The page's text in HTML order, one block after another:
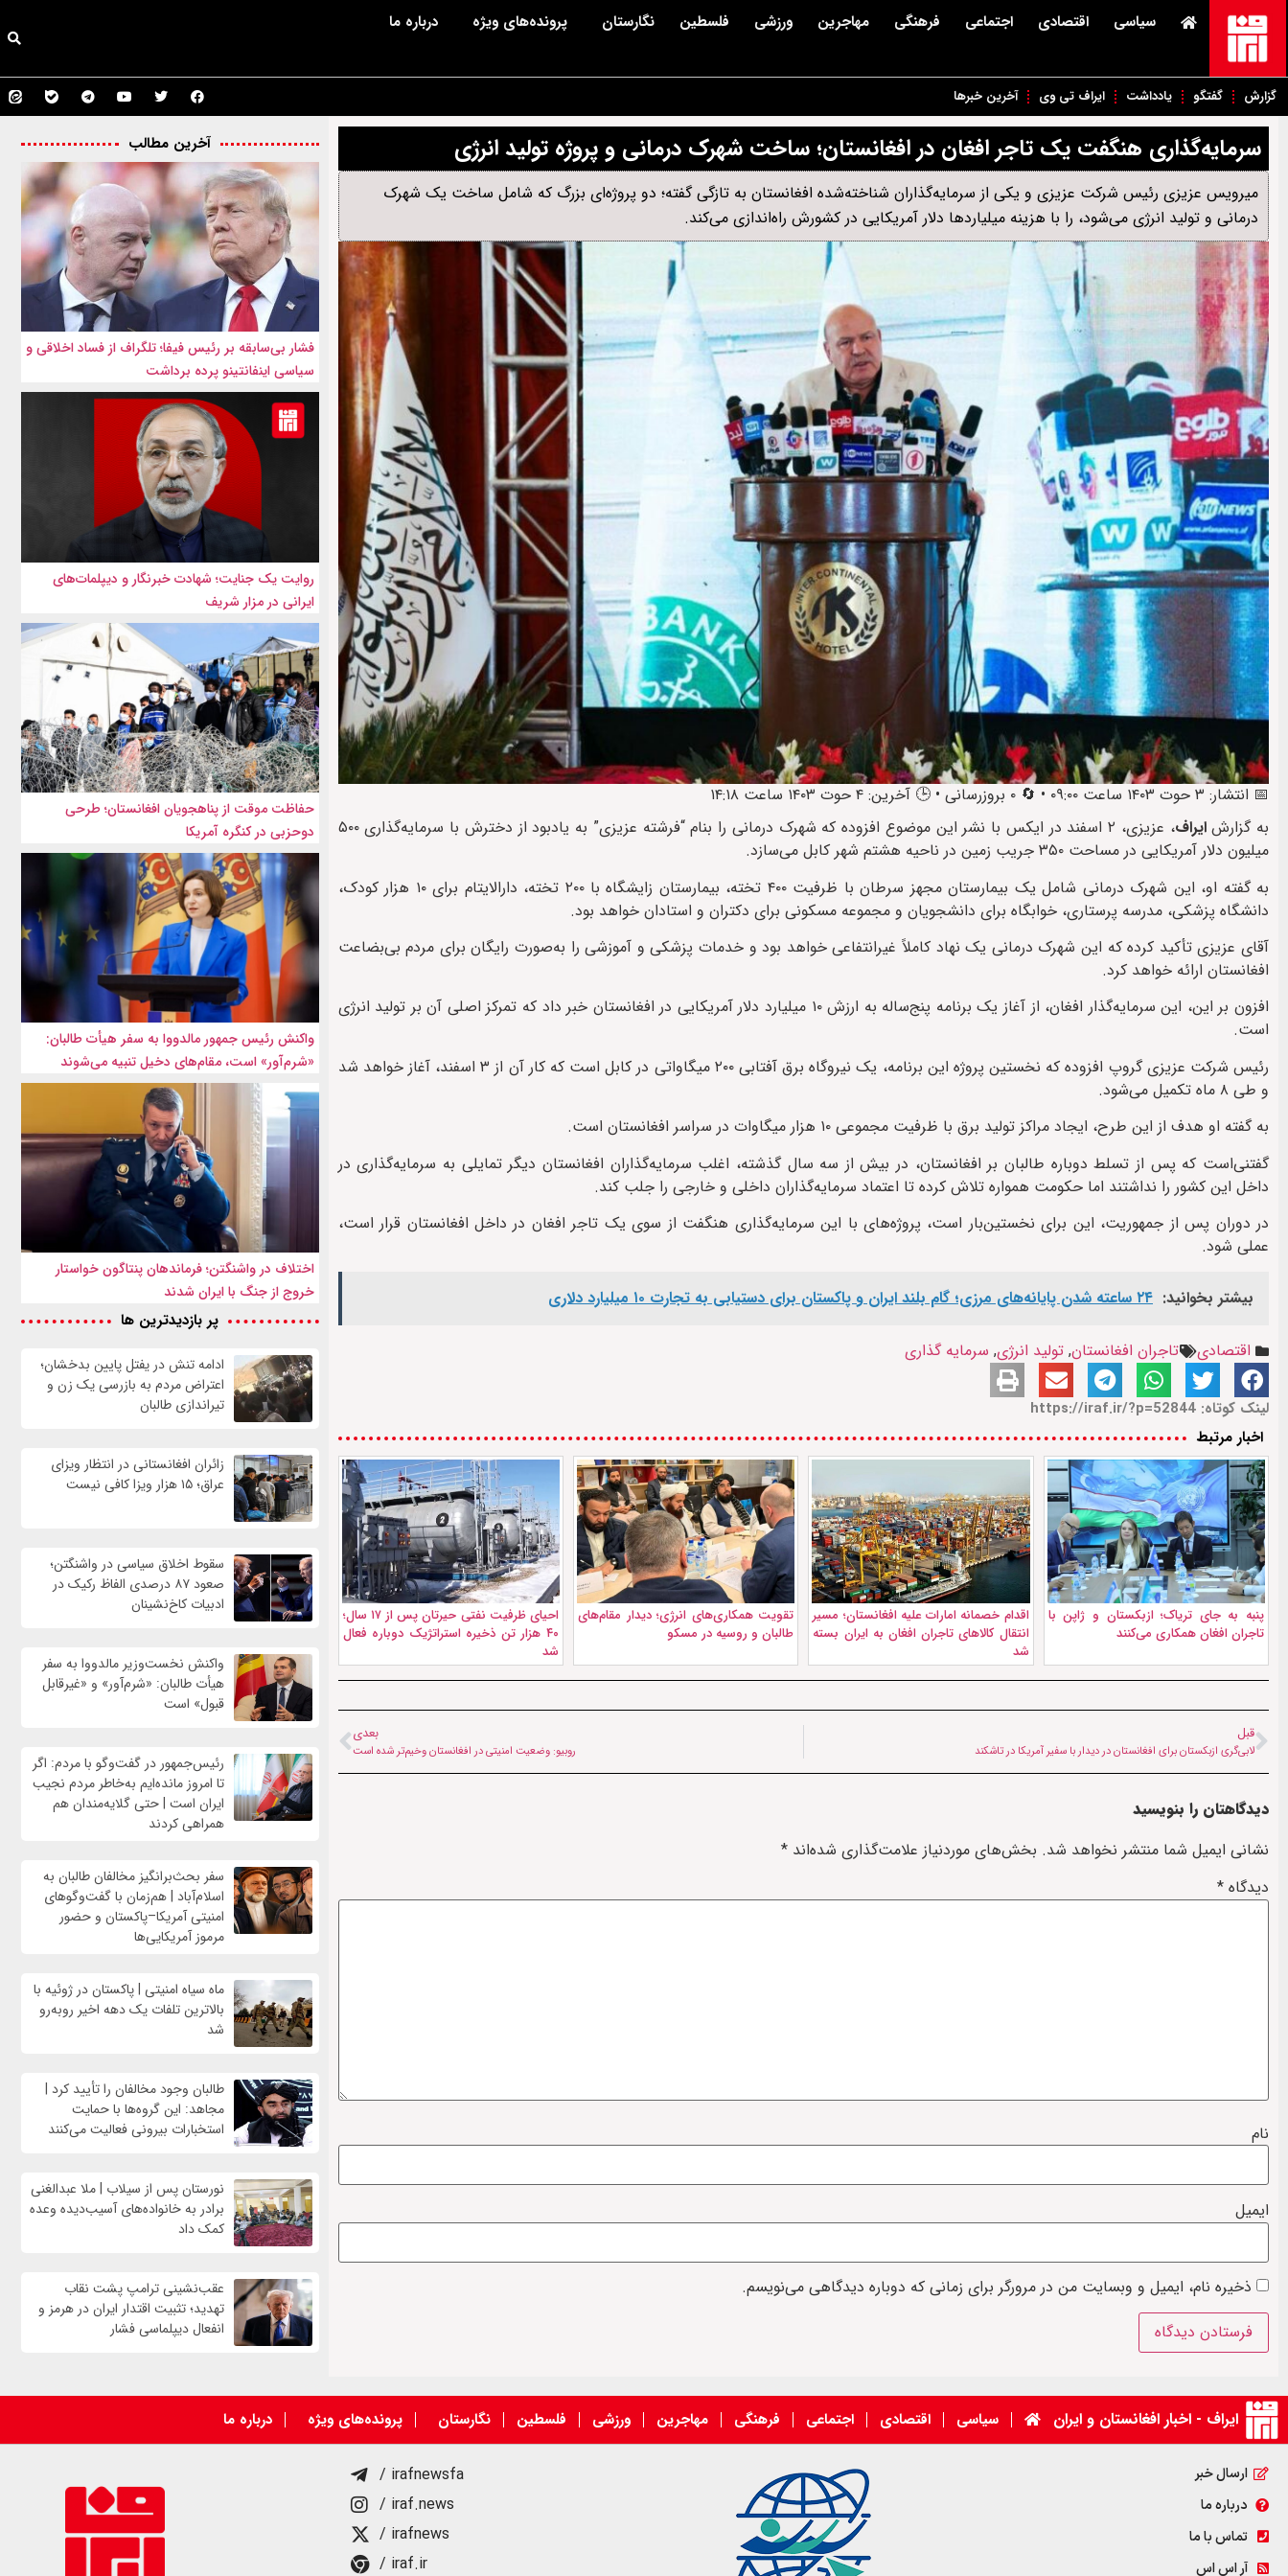
سیاسی اقتصادی اجتماعی فرهنگی مهاجرین ورزشی فلسطین نگارستان پرونده‌های ویژه درباره ما
گزارش گفتگو یادداشت ایراف تی وی آخرین خبرها
سرمایه‌گذاری هنگفت یک تاجر افغان در افغانستان؛ ساخت شهرک درمانی و پروژه تولید انرژی
میرویس عزیزی رئیس شرکت عزیزی و یکی از سرمایه‌گذاران شناخته‌شده افغانستان به تازگی گفته؛ دو پروژه‌ای بزرگ که شامل ساخت یک شهرک
درمانی و تولید انرژی می‌شود، را با هزینه میلیاردها دلار آمریکایی در کشورش راه‌اندازی می‌کند.
📅 انتشار: ۳ حوت ۱۴۰۳ ساعت ۰۹:۰۰ • 🔄 ۰ بروزرسانی • 🕒 آخرین: ۴ حوت ۱۴۰۳ ساعت ۱۴:۱۸
به گزارشایراف
، عزیزی، ۲ اسفند در ایکس با نشر این موضوع افزوده که شهرک درمانی را بنام “فرشته عزیزی” به یادبود از دخترش با سرمایه‌گذاری ۵۰۰
میلیون دلار آمریکایی در مساحت ۳۵۰ جریب زمین در ناحیه هشتم شهر کابل می‌سازد.
به گفته او، این شهرک درمانی شامل یک بیمارستان مجهز سرطان با ظرفیت ۴۰۰ تخته، بیمارستان زایشگاه با ۲۰۰ تخته، دارالایتام برای ۱۰ هزار کودک،
دانشگاه پزشکی، مدرسه پرستاری، خوابگاه برای دانشجویان و مجموعه مسکونی برای دکتران و استادان خواهد بود.
آقای عزیزی تأکید کرده که این شهرک درمانی یک نهاد کاملاً غیرانتفاعی خواهد بود و خدمات پزشکی و آموزشی را به‌صورت رایگان برای مردم بی‌بضاعت
افغانستان ارائه خواهد کرد.
افزون بر این، این سرمایه‌گذار افغان، از آغاز یک برنامه پنج‌ساله به ارزش ۱۰ میلیارد دلار آمریکایی در افغانستان خبر داد که تمرکز اصلی آن بر تولید انرژی
است.
رئیس شرکت عزیزی گروپ افزوده که نخستین پروژه این برنامه، یک نیروگاه برق آفتابی ۲۰۰ میگاواتی در کابل است که کار آن از ۳ اسفند، آغاز خواهد شد
و طی ۸ ماه تکمیل می‌شود.
به گفته او هدف از این طرح، ایجاد مراکز تولید برق با ظرفیت مجموعی ۱۰ هزار میگاوات در سراسر افغانستان است.
گفتنی‌است که پس از تسلط دوباره طالبان بر افغانستان، در بیش از سه سال گذشته، اغلب سرمایه‌گذاران افغانستان دیگر تمایلی به سرمایه‌گذاری در
داخل این کشور را نداشتند اما حکومت همواره تلاش کرده تا اعتماد سرمایه‌گذاران داخلی و خارجی را جلب کند.
در دوران پس از جمهوریت، این برای نخستین‌بار است، پروژه‌های با این سرمایه‌گذاری هنگفت از سوی یک تاجر افغان در داخل افغانستان قرار است،
عملی شود.
بیشتر بخوانید: ۲۴ ساعته شدن پایانه‌های مرزی؛ گام بلند ایران و پاکستان برای دستیابی به تجارت ۱۰ میلیارد دلاری
اقتصادی تاجران افغانستان, تولید انرژی, سرمایه گذاری
لینک کوتاه: https://iraf.ir/?p=52844
اخبار مرتبط
پنبه به جای تریاک؛ ازبکستان و ژاپن با
تاجران افغان همکاری می‌کنند
اقدام خصمانه امارات علیه افغانستان؛ مسیر
انتقال کالاهای تاجران افغان به ایران بسته
شد
تقویت همکاری‌های انرژی؛ دیدار مقام‌های
طالبان و روسیه در مسکو
احیای ظرفیت نفتی حیرتان پس از ۱۷ سال؛
۴۰ هزار تن ذخیره استراتژیک دوباره فعال
شد
قبل
لابی‌گری ازبکستان برای افغانستان در دیدار با سفیر آمریکا در تاشکند
بعدی
روبیو: وضعیت امنیتی در افغانستان وخیم‌تر شده است
دیدگاهتان را بنویسید
نشانی ایمیل شما منتشر نخواهد شد. بخش‌های موردنیاز علامت‌گذاری شده‌اند *
دیدگاه *
نام
ایمیل
ذخیره نام، ایمیل و وبسایت من در مرورگر برای زمانی که دوباره دیدگاهی می‌نویسم.
آخرین مطالب
فشار بی‌سابقه بر رئیس فیفا؛ تلگراف از فساد اخلاقی و
سیاسی اینفانتینو پرده برداشت
روایت یک جنایت؛ شهادت خبرنگار و دیپلمات‌های
ایرانی در مزار شریف
حفاظت موقت از پناهجویان افغانستان؛ طرحی
دوحزبی در کنگره آمریکا
واکنش رئیس جمهور مالدووا به سفر هیأت طالبان:
«شرم‌آور» است، مقام‌های دخیل تنبیه می‌شوند
اختلاف در واشنگتن؛ فرماندهان پنتاگون خواستار
خروج از جنگ با ایران شدند
پر بازدیدترین ها
ادامه تنش در یفتل پایین بدخشان؛
اعتراض مردم به بازرسی یک زن و
تیراندازی طالبان
زائران افغانستانی در انتظار ویزای
عراق؛ ۱۵ هزار ویزا کافی نیست
سقوط اخلاق سیاسی در واشنگتن؛
صعود ۸۷ درصدی الفاظ رکیک در
ادبیات کاخ‌نشینان
واکنش نخست‌وزیر مالدووا به سفر
هیأت طالبان: «شرم‌آور» و «غیرقابل
قبول» است
رئیس‌جمهور در گفت‌وگو با مردم: اگر
تا امروز مانده‌ایم به‌خاطر مردم نجیب
ایران است | حتی گلایه‌مندان هم
همراهی کردند
سفر بحث‌برانگیز مخالفان طالبان به
اسلام‌آباد | هم‌زمان با گفت‌وگوهای
امنیتی آمریکا–پاکستان و حضور
مرموز آمریکایی‌ها
ماه سیاه امنیتی | پاکستان در ژوئیه با
بالاترین تلفات یک دهه اخیر روبه‌رو
شد
طالبان وجود مخالفان را تأیید کرد |
مجاهد: این گروه‌ها با حمایت
استخبارات بیرونی فعالیت می‌کنند
نورستان پس از سیلاب | ملا عبدالغنی
برادر به خانواده‌های آسیب‌دیده وعده
کمک داد
عقب‌نشینی ترامپ پشت نقاب
تهدید؛ تثبیت اقتدار ایران در هرمز و
انفعال دیپلماسی فشار
ایراف - اخبار افغانستان و ایران سیاسی اقتصادی اجتماعی فرهنگی مهاجرین ورزشی فلسطین نگارستان پرونده‌های ویژه درباره ما
ارسال خبر
درباره ما
تماس با ما
آر اس اس
/ irafnewsfa
/ iraf.news
/ irafnews
/ iraf.ir